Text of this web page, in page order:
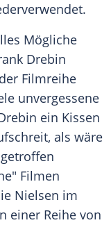
Mögliche
Drebin
Filmreihe
unvergessene
ein Kissen
als wäre
Filmen
Nielsen im
einer Reihe von